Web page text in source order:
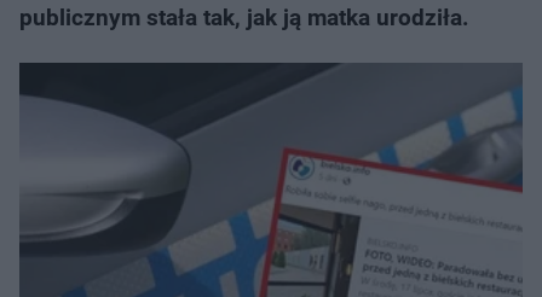
publicznym stała tak, jak ją matka urodziła.